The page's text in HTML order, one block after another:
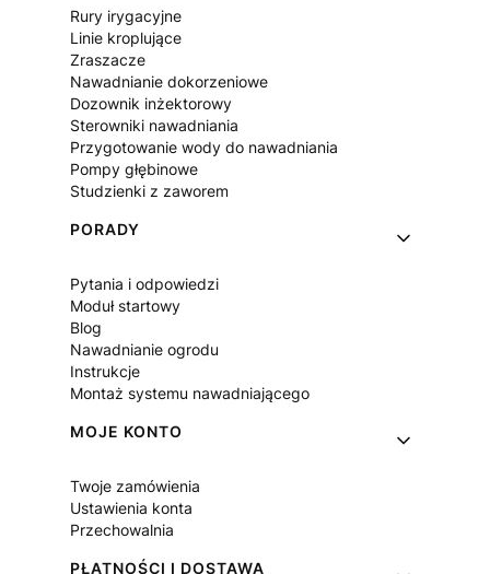
Rury irygacyjne
Linie kroplujące
Zraszacze
Nawadnianie dokorzeniowe
Dozownik inżektorowy
Sterowniki nawadniania
Przygotowanie wody do nawadniania
Pompy głębinowe
Studzienki z zaworem
PORADY
Pytania i odpowiedzi
Moduł startowy
Blog
Nawadnianie ogrodu
Instrukcje
Montaż systemu nawadniającego
MOJE KONTO
Twoje zamówienia
Ustawienia konta
Przechowalnia
PŁATNOŚCI I DOSTAWA